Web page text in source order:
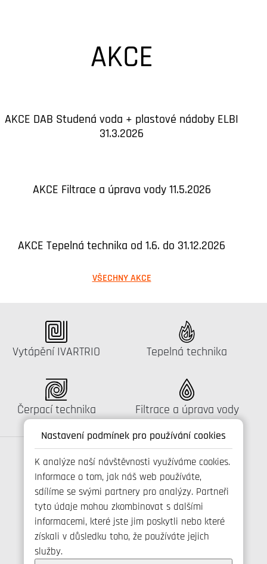
Nastavení podmínek pro používání cookies
K analýze naší návštěvnosti využíváme cookies.
Informace o tom, jak náš web používáte,
sdílíme se svými partnery pro analýzy. Partneři
tyto údaje mohou zkombinovat s dalšími
informacemi, které jste jim poskytli nebo které
získali v důsledku toho, že používáte jejich
služby.
AKCE
AKCE DAB Studená voda + plastové nádoby ELBI
31.3.2026
AKCE Filtrace a úprava vody 11.5.2026
AKCE Tepelná technika od 1.6. do 31.12.2026
VŠECHNY AKCE
Katalog:
Vytápění IVARTRIO Katalog:
Tepelná technika
Katalog:
Čerpací technika Katalog:
Filtrace a úprava vody
Spojte se s námi
+420 800 173 965